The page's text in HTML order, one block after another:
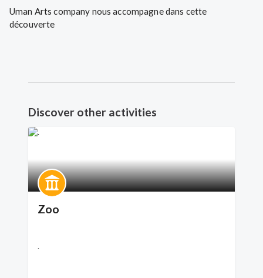
Uman Arts company nous accompagne dans cette
découverte
Discover other activities
Zoo
.